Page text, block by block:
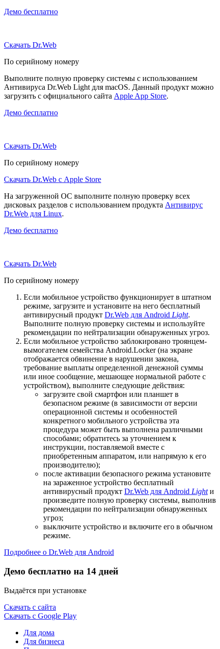
Демо бесплатно
Скачать Dr.Web
По серийному номеру
Выполните полную проверку системы с использованием
Антивируса Dr.Web Light для macOS. Данный продукт можно
загрузить с официального сайта Apple App Store.
Демо бесплатно
Скачать Dr.Web
По серийному номеру
Скачать Dr.Web с Apple Store
На загруженной ОС выполните полную проверку всех
дисковых разделов с использованием продукта Антивирус
Dr.Web для Linux.
Демо бесплатно
Скачать Dr.Web
По серийному номеру
Если мобильное устройство функционирует в штатном
режиме, загрузите и установите на него бесплатный
антивирусный продукт Dr.Web для Android Light.
Выполните полную проверку системы и используйте
рекомендации по нейтрализации обнаруженных угроз.
Если мобильное устройство заблокировано троянцем-
вымогателем семейства Android.Locker (на экране
отображается обвинение в нарушении закона,
требование выплаты определенной денежной суммы
или иное сообщение, мешающее нормальной работе с
устройством), выполните следующие действия:
загрузите свой смартфон или планшет в
безопасном режиме (в зависимости от версии
операционной системы и особенностей
конкретного мобильного устройства эта
процедура может быть выполнена различными
способами; обратитесь за уточнением к
инструкции, поставляемой вместе с
приобретенным аппаратом, или напрямую к его
производителю);
после активации безопасного режима установите
на зараженное устройство бесплатный
антивирусный продукт Dr.Web для Android Lightи
произведите полную проверку системы, выполнив
рекомендации по нейтрализации обнаруженных
угроз;
выключите устройство и включите его в обычном
режиме.
Подробнее о Dr.Web для Android
Демо бесплатно на 14 дней
Выдаётся при установке
Скачать с сайта
Скачать с Google Play
Для дома
Для бизнеса